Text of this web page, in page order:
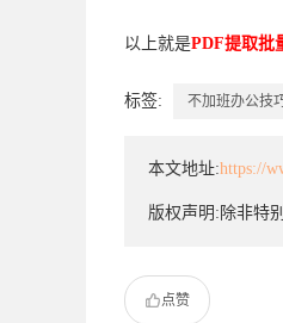
以上就是PDF提取批
标签: 不加班办公技
本文地址:https://
版权声明:除非特
点赞